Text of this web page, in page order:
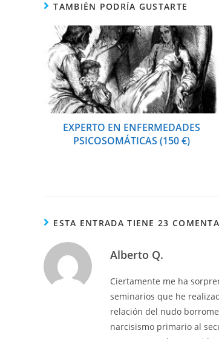
TAMBIÉN PODRÍA GUSTARTE
EXPERTO EN ENFERMEDADES
PSICOSOMÁTICAS (150 €)
ESTA ENTRADA TIENE 23
Alberto Q.
Ciertamente me ha
seminarios que he
relación del nudo
narcisismo primario al